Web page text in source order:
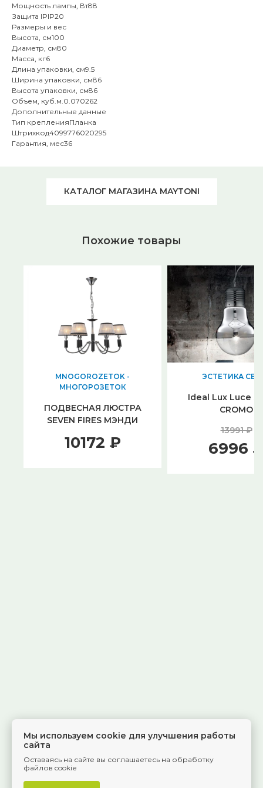
Мощность лампы, Вт88
Защита IPIP20
Размеры и вес
Высота, см100
Диаметр, см80
Масса, кг6
Длина упаковки, см9.5
Ширина упаковки, см86
Высота упаковки, см86
Объем, куб.м.0.070262
Дополнительные данные
Тип крепленияПланка
Штрихкод4099776020295
Гарантия, мес36
КАТАЛОГ МАГАЗИНА MAYTONI
Похожие товары
MNOGOROZETOK -
МНОГОРОЗЕТОК
ПОДВЕСНАЯ ЛЮСТРА
SEVEN FIRES МЭНДИ
10172 ₽
ЭСТЕТИКА
Ideal Lux Luce
CROMO
13991 ₽
6996
Мы используем cookie для улучшения работы
сайта
Оставаясь на сайте вы соглашаетесь на обработку
файлов cookie